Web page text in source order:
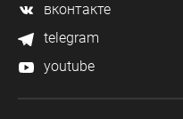
вконтакте
telegram
youtube